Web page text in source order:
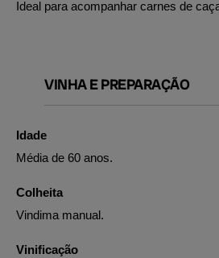
Ideal para acompanhar carnes de
VINHA E PREPARAÇÃO
Idade
Média de 60 anos.
Colheita
Vindima manual.
Vinificação